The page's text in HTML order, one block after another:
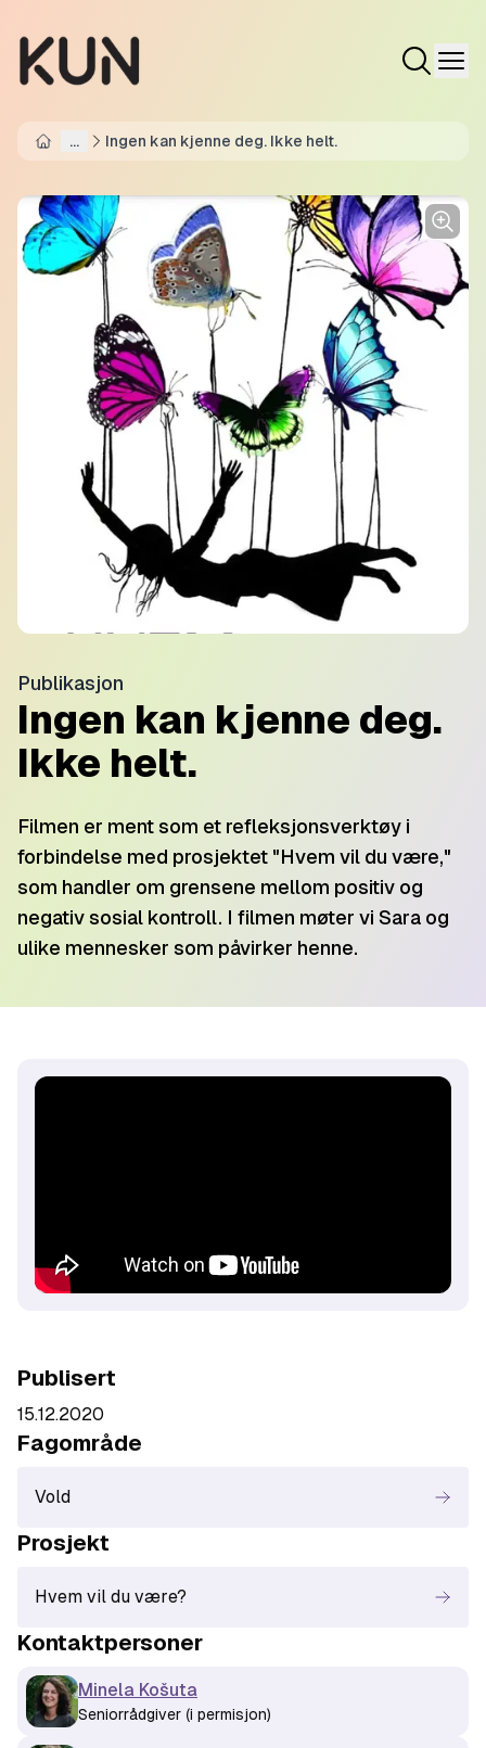
... Ingen kan kjenne deg. Ikke helt.
Publikasjon
Ingen kan kjenne deg.
Ikke helt.
​Filmen er ment som et refleksjonsverktøy i
forbindelse med prosjektet "Hvem vil du være,"
som handler om grensene mellom positiv og
negativ sosial kontroll. I filmen møter vi Sara og
ulike mennesker som påvirker henne.
Publisert
15.12.2020
Fagområde
Vold
Prosjekt
Hvem vil du være?
Kontaktpersoner
Minela Košuta
Seniorrådgiver (i permisjon)